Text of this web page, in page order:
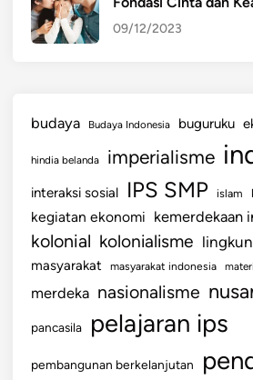
09/12/2023
budaya Budaya Indonesia buguruku
hindia belanda imperialisme
interaksi sosial IPS SMP islam
kegiatan ekonomi kemerdekaan
kolonial kolonialisme
masyarakat masyarakat indonesia
merdeka nasionalisme
pancasila pelajaran ips
pembangunan berkelanjutan